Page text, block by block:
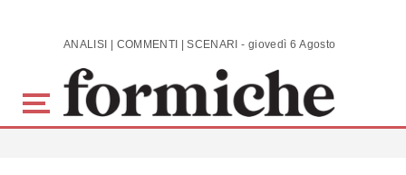
Skip to main content ANALISI | COMMENTI | SCENARI - giovedì 6 Agosto 2026